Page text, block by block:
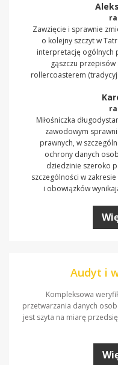
Zawzięcie i sprawnie
o kolejny szczyt w
interpretację ogólnych
gąszczu
rollercoasterem
Miłośniczka
zawodowym
prawnych, w
ochrony danych
dziedzinie szeroko
szczególności w
i obowiązków
Audyt i
Kompleksowa
przetwarzania danych
jest szyta na miarę